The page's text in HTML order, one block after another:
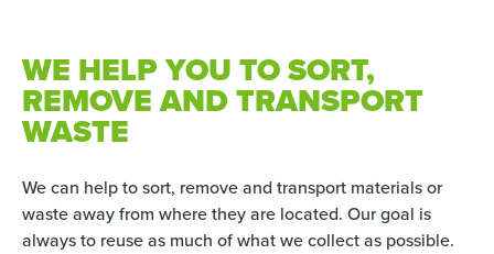
WE HELP YOU TO SORT,
REMOVE AND TRANSPORT
WASTE
We can help to sort, remove and transport materials or
waste away from where they are located. Our goal is
always to reuse as much of what we collect as possible.